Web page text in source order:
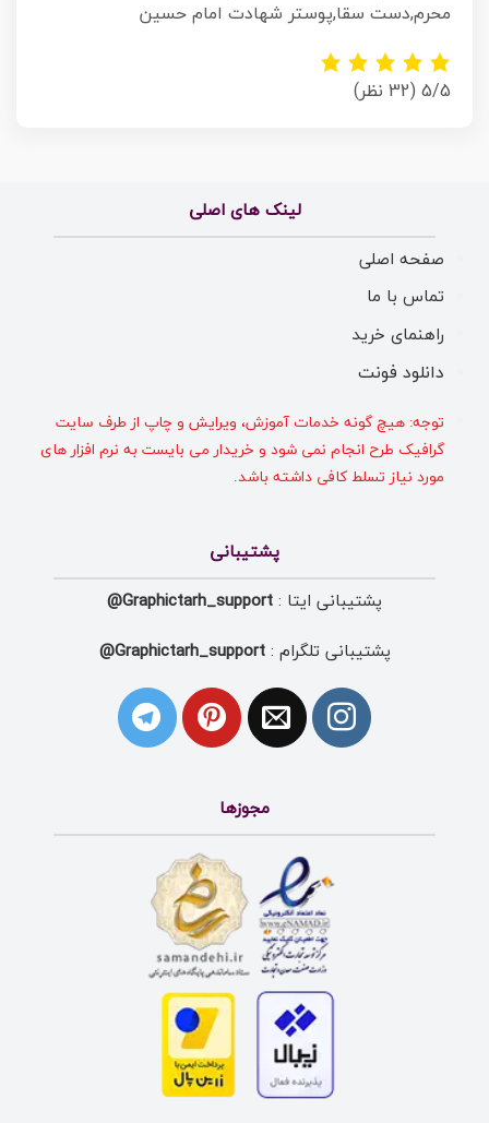
محرم,دست سقا,پوستر شهادت امام حسین
5/5 (32 نظر)
لینک های اصلی
صفحه اصلی
تماس با ما
راهنمای خرید
دانلود فونت
توجه: هیچ گونه خدمات آموزش، ویرایش و چاپ از طرف سایت
گرافیک طرح انجام نمی شود و خریدار می بایست به نرم افزار های
مورد نیاز تسلط کافی داشته باشد.
پشتیبانی
پشتیبانی ایتا : Graphictarh_support@
پشتیبانی تلگرام :Graphictarh_support@
مجوزها